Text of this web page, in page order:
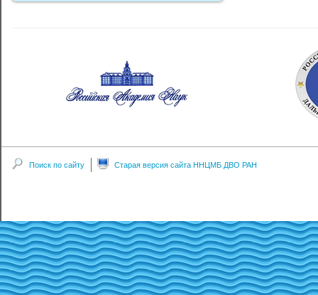
Поиск по сайту Старая версия сайта ННЦМБ ДВО РАН